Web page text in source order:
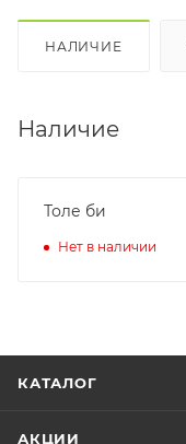
НАЛИЧИЕ
Наличие
Толе би
Нет в наличии
КАТАЛОГ
АКЦИИ